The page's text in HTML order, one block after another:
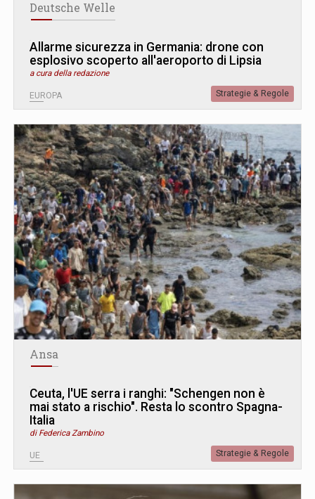
Deutsche Welle
Allarme sicurezza in Germania: drone con
esplosivo scoperto all'aeroporto di Lipsia
a cura della redazione
EUROPA Strategie & Regole
Ansa
Ceuta, l'UE serra i ranghi: "Schengen non è
mai stato a rischio". Resta lo scontro Spagna-
Italia
di Federica Zambino
UE Strategie & Regole